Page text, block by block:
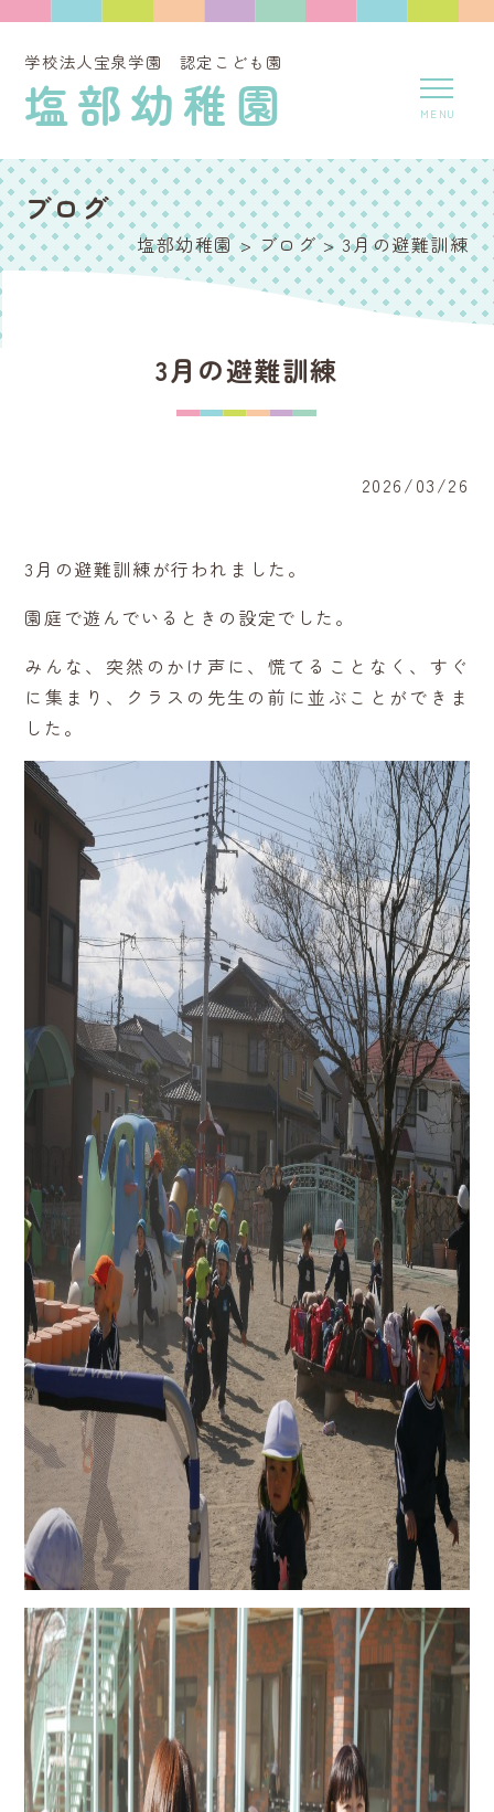
学校法人宝泉学園 認定こども園
塩部幼稚園
ブログ
塩部幼稚園>ブログ>3月の避難訓練
3月の避難訓練
2026/03/26
3月の避難訓練が行われました。
園庭で遊んでいるときの設定でした。
みんな、突然のかけ声に、慌てることなく、すぐ
に集まり、クラスの先生の前に並ぶことができま
した。